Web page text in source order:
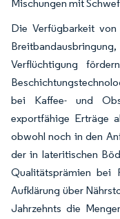
Mischungen mit
Die Verfügbarkeit
Verflüchtigung
bei Kaffee- und
exportfähige Erträge
obwohl noch in den
der in lateritischen
Qualitätsprämien bei
Aufklärung über
Jahrzehnts die